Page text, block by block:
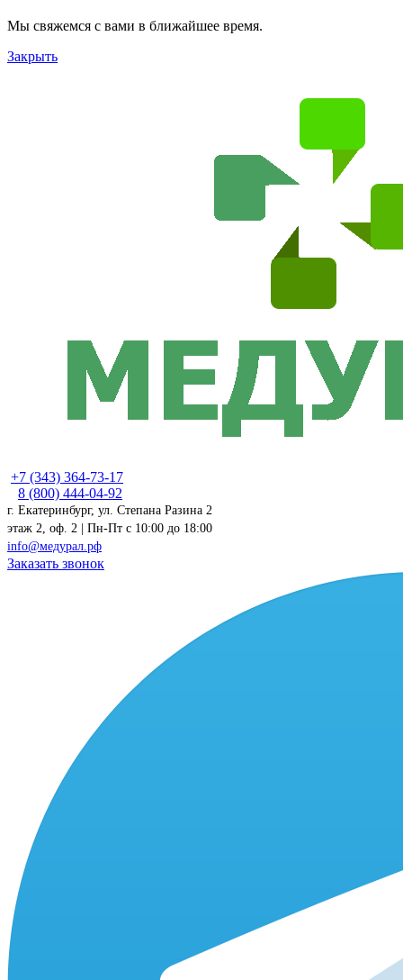
Мы свяжемся с вами в ближайшее время.
Закрыть
+7 (343) 364-73-17
8 (800) 444-04-92
г. Екатеринбург, ул. Степана Разина 2
этаж 2, оф. 2 | Пн-Пт c 10:00 до 18:00
info@медурал.рф
Заказать звонок